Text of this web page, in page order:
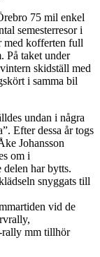
75 mil enkel
semesterresor i
med kofferten full
På taket under
skidställ med
i samma bil
undan i några
Efter dessa år togs
Johansson
om i
har bytts.
snyggats till
vid de
rally mm tillhör